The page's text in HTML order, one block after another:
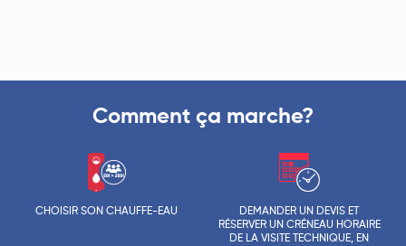
Comment ça marche?
CHOISIR SON CHAUFFE-EAU
DEMANDER UN DEVIS ET
RÉSERVER UN CRÉNEAU HORAIRE
DE LA VISITE TECHNIQUE, EN